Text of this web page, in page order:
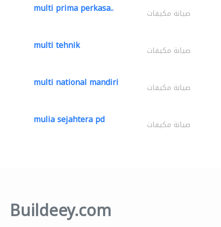
multi prima perkasa.. صيانة مكيفات
multi tehnik صيانة مكيفات
multi national mandiri صيانة مكيفات
mulia sejahtera pd صيانة مكيفات
Buildeey.com